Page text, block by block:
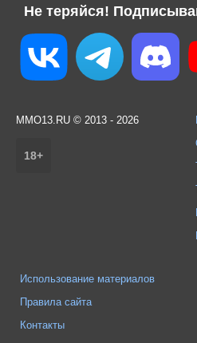
Не теряйся!
MMO13.RU © 2013 - 2026
18+
Использование материалов
Правила сайта
Контакты